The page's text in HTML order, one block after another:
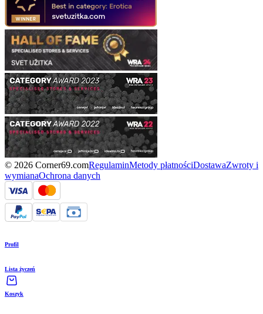
© 2026 Corner69.comRegulaminMetody płatnościDostawaZwroty i
wymianaOchrona danych
Profil
Lista życzeń
Koszyk